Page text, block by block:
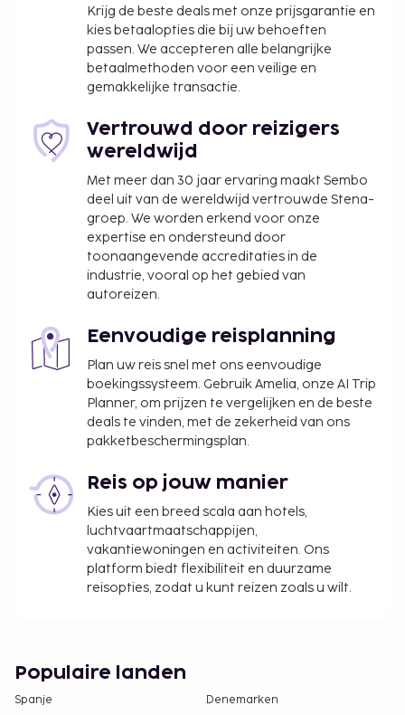
Krijg de beste deals met onze prijsgarantie en
kies betaalopties die bij uw behoeften
passen. We accepteren alle belangrijke
betaalmethoden voor een veilige en
gemakkelijke transactie.
Vertrouwd door reizigers
wereldwijd
Met meer dan 30 jaar ervaring maakt Sembo
deel uit van de wereldwijd vertrouwde Stena-
groep. We worden erkend voor onze
expertise en ondersteund door
toonaangevende accreditaties in de
industrie, vooral op het gebied van
autoreizen.
Eenvoudige reisplanning
Plan uw reis snel met ons eenvoudige
boekingssysteem. Gebruik Amelia, onze AI Trip
Planner, om prijzen te vergelijken en de beste
deals te vinden, met de zekerheid van ons
pakketbeschermingsplan.
Reis op jouw manier
Kies uit een breed scala aan hotels,
luchtvaartmaatschappijen,
vakantiewoningen en activiteiten. Ons
platform biedt flexibiliteit en duurzame
reisopties, zodat u kunt reizen zoals u wilt.
Populaire landen
Spanje
Denemarken